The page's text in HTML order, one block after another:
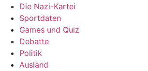
Die Nazi-Kartei
Sportdaten
Games und Quiz
Debatte
Politik
Ausland